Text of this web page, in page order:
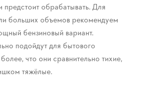
предстоит обрабатывать. Для
больших объемов рекомендуем
бензиновый вариант.
подойдут для бытового
что они сравнительно тихие,
тяжёлые.